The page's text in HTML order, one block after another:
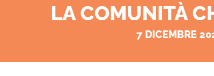
LA COMUNITÀ
7 DICEMBRE